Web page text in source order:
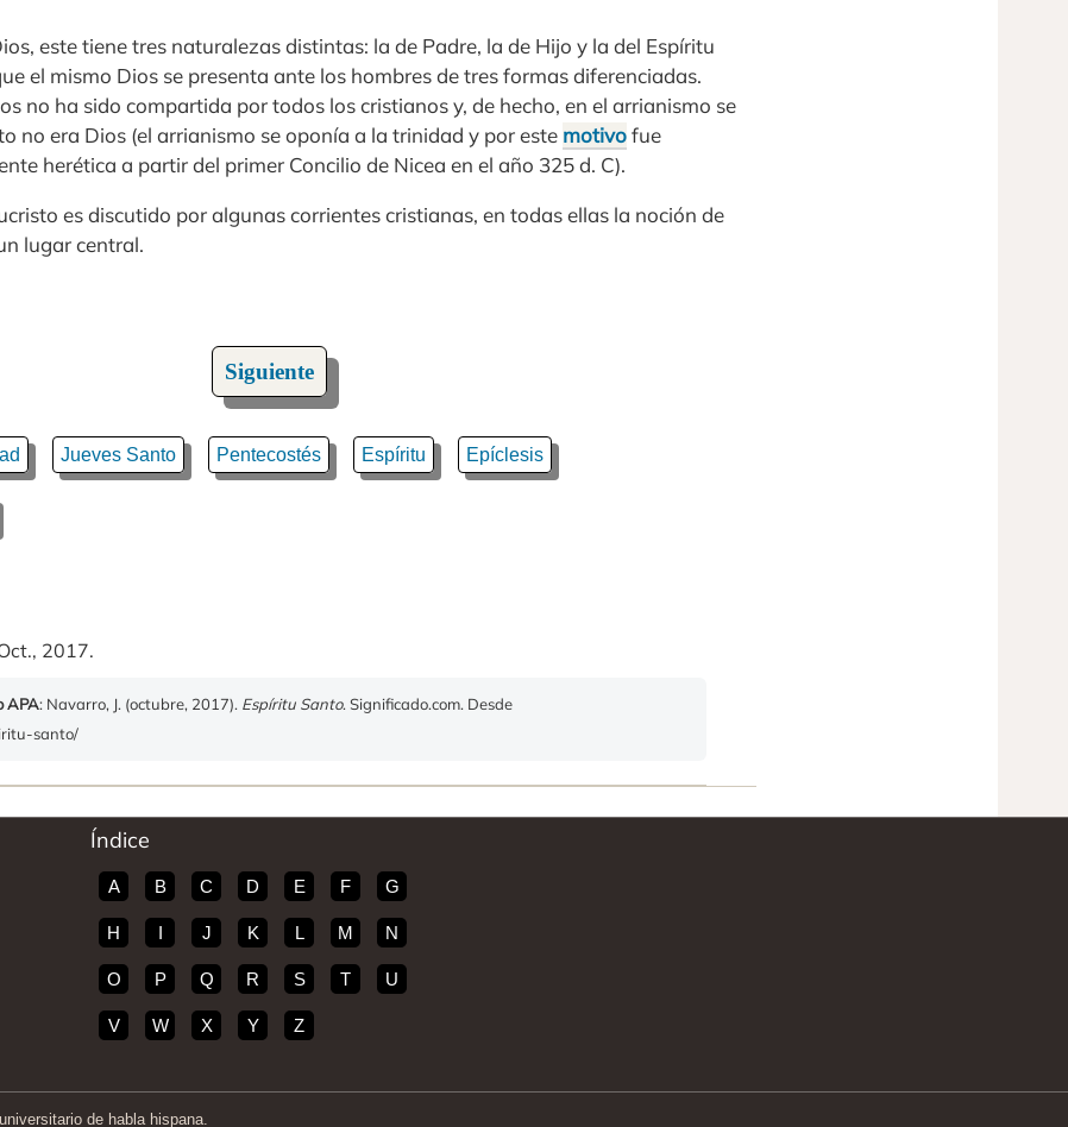
este tiene tres naturalezas distintas: la de Padre, la de Hijo y la del Espíritu
el mismo Dios se presenta ante los hombres de tres formas diferenciadas.
no ha sido compartida por todos los cristianos y, de hecho, en el arrianismo se
no era Dios (el arrianismo se oponía a la trinidad y por este motivofue
herética a partir del primer Concilio de Nicea en el año 325 d. C).
es discutido por algunas corrientes cristianas, en todas ellas la noción de
lugar central.
Siguiente
Jueves Santo Pentecostés Espíritu Epíclesis
2017.
APA: Navarro, J. (octubre, 2017). Espíritu Santo. Significado.com. Desde
santo/
Índice
A B C D E F G
H I J K L M N
O P Q R S T U
V W X Y Z
de habla hispana.